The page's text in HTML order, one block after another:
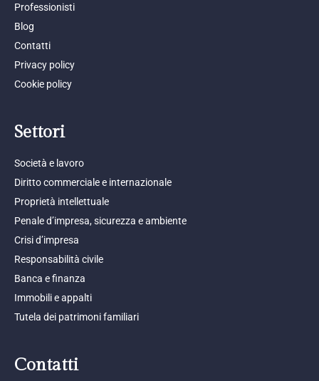
Professionisti
Blog
Contatti
Privacy policy
Cookie policy
Settori
Società e lavoro
Diritto commerciale e internazionale
Proprietà intellettuale
Penale d’impresa, sicurezza e ambiente
Crisi d’impresa
Responsabilità civile
Banca e finanza
Immobili e appalti
Tutela dei patrimoni familiari
Contatti